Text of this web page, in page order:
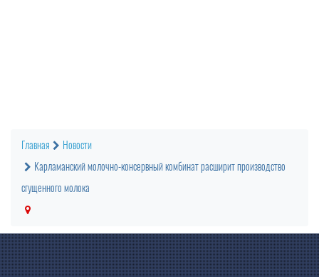
Главная
Новости
Карламанский молочно-консервный комбинат расширит производство
сгущенного молока